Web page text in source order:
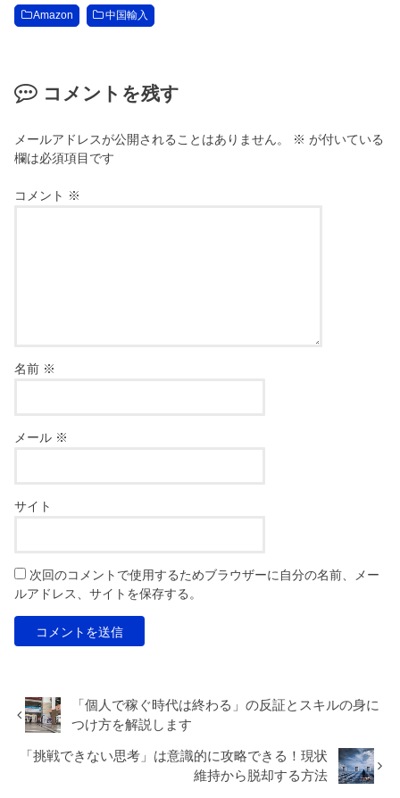
Amazon 中国輸入
コメントを残す
メールアドレスが公開されることはありません。 ※ が付いている
欄は必須項目です
コメント ※
名前 ※
メール ※
サイト
次回のコメントで使用するためブラウザーに自分の名前、メー
ルアドレス、サイトを保存する。
「個人で稼ぐ時代は終わる」の反証とスキルの身に
つけ方を解説します
「挑戦できない思考」は意識的に攻略できる！現状
維持から脱却する方法